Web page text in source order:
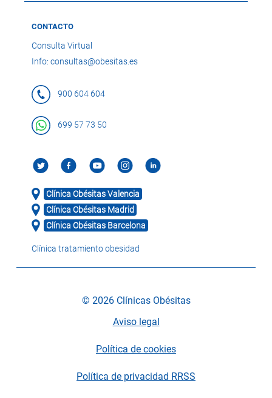
CONTACTO
Consulta Virtual
Info: consultas@obesitas.es
900 604 604
699 57 73 50
Clínica Obésitas Valencia
Clínica Obésitas Madrid
Clínica Obésitas Barcelona
Clínica tratamiento obesidad
© 2026 Clínicas Obésitas
Aviso legal
Política de cookies
Política de privacidad RRSS